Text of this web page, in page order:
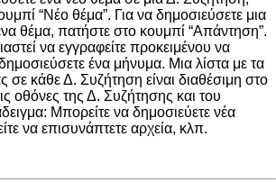
“Νέο θέμα”. Για να δημοσιεύσετε μια
θέμα, πατήστε στο κουμπί “Απάντηση”.
να εγγραφείτε προκειμένου να
ένα μήνυμα. Μια λίστα με τα
σε κάθε Δ. Συζήτηση είναι διαθέσιμη στο
οθόνες της Δ. Συζήτησης και του
Μπορείτε να δημοσιεύετε νέα
να επισυνάπτετε αρχεία, κλπ.